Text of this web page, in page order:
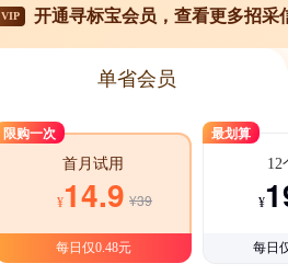
VIP 开通寻标宝会员，查看更多招采
单省会员
限购一次
首月试用
¥14.9 ¥39
每日仅0.48元
最划算
12
¥
每日